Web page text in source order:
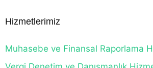
Hizmetlerimiz
Muhasebe ve Finansal Raporlama